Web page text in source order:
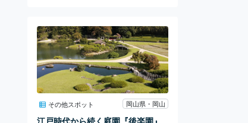
思えばへっちゃらですよ（笑）。
実はこちらのお寺は、平安時代の
寛和元年(985年)、現在の倉敷市北
部・西岡の地で開かれ、室町時代
中に、倉敷村(現 美観地区周辺)へ
移転した、なんと1000年以上の歴
史をもつ、倉敷でも有数の古いお
その他スポット 岡山県・岡山